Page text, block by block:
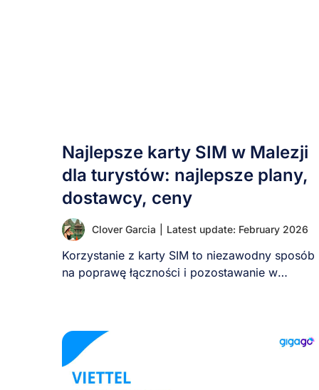
Najlepsze karty SIM w Malezji
dla turystów: najlepsze plany,
dostawcy, ceny
Clover Garcia Latest update: February 2026
Korzystanie z karty SIM to niezawodny sposób
na poprawę łączności i pozostawanie w